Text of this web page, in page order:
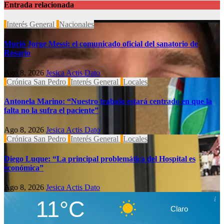
Entrada relacionada
Interés General Nacionales
Murió Jorge Messi: el comunicado oficial del sanatorio de
Rosario
Ago 8, 2026 Jesica Actis Dato
Crónica San Pedro Interés General Locales
Antonela Marino: “Nuestro trabajo estará centrado en que la
falta no la sufra el paciente”
Ago 8, 2026 Jesica Actis Dato
Crónica San Pedro Interés General Locales
Diego Luque: “La principal problemática del Hospital es
económica”
Ago 8, 2026 Jesica Actis Dato
11°C Claro